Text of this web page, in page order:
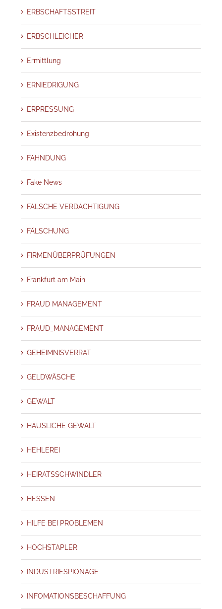
ERBSCHAFTSSTREIT
ERBSCHLEICHER
Ermittlung
ERNIEDRIGUNG
ERPRESSUNG
Existenzbedrohung
FAHNDUNG
Fake News
FALSCHE VERDÄCHTIGUNG
FÄLSCHUNG
FIRMENÜBERPRÜFUNGEN
Frankfurt am Main
FRAUD MANAGEMENT
FRAUD_MANAGEMENT
GEHEIMNISVERRAT
GELDWÄSCHE
GEWALT
HÄUSLICHE GEWALT
HEHLEREI
HEIRATSSCHWINDLER
HESSEN
HILFE BEI PROBLEMEN
HOCHSTAPLER
INDUSTRIESPIONAGE
INFOMATIONSBESCHAFFUNG